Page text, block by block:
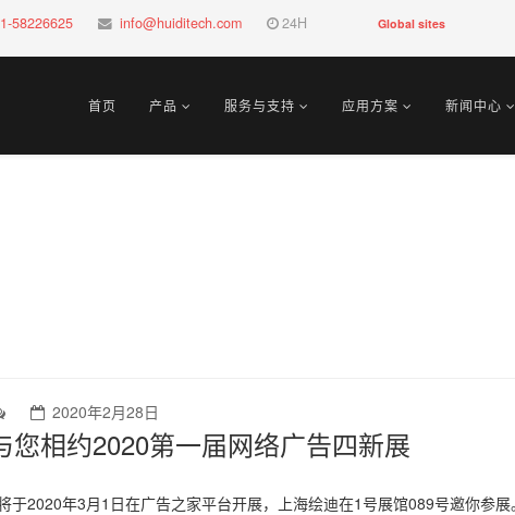
58226625 info@huiditech.com 24H Global sites
首页 产品 服务与支持 应用方案 新闻中心
2020年2月28日
您相约2020第一届网络广告四新展
于2020年3月1日在广告之家平台开展，上海绘迪在1号展馆089号邀你参